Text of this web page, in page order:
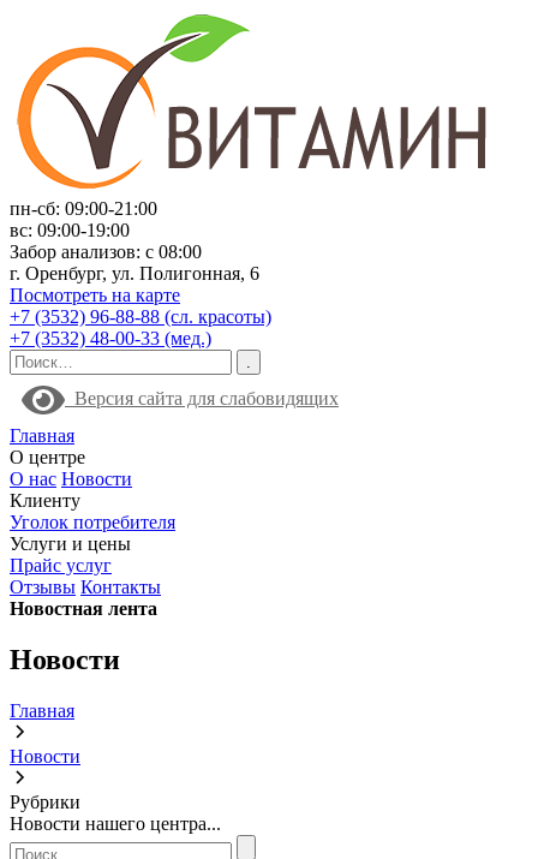
пн-сб: 09:00-21:00
вс: 09:00-19:00
Забор анализов: с 08:00
г. Оренбург, ул. Полигонная, 6
Посмотреть на карте
+7 (3532) 96-88-88 (сл. красоты)
+7 (3532) 48-00-33 (мед.)
Версия сайта для слабовидящих
Главная
О центре
О нас Новости
Клиенту
Уголок потребителя
Услуги и цены
Прайс услуг
Отзывы Контакты
Новостная лента
Новости
Главная
Новости
Рубрики
Новости нашего центра...